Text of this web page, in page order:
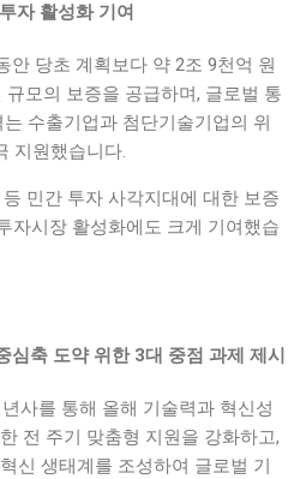
자 활성화 기여
안 당초 계획보다 약 2조 9천억 원
모의 보증을 공급하며, 글로벌 통
수출기업과 첨단기술기업의 위
지원했습니다.
민간 투자 사각지대에 대한 보증
자시장 활성화에도 크게 기여했습
축 도약 위한 3대 중점 과제 제시
사를 통해 올해 기술력과 혁신성
전 주기 맞춤형 지원을 강화하고,
신 생태계를 조성하여 글로벌 기